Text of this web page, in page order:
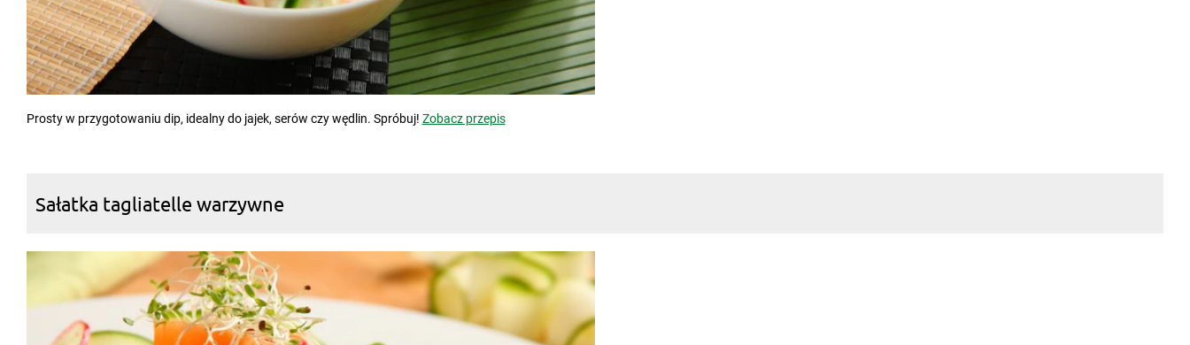
Prosty w przygotowaniu dip, idealny do jajek, serów czy wędlin. Spróbuj! Zobacz przepis
Sałatka tagliatelle warzywne